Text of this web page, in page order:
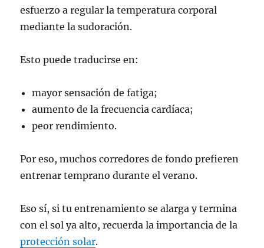
esfuerzo a regular la temperatura corporal
mediante la sudoración.
Esto puede traducirse en:
mayor sensación de fatiga;
aumento de la frecuencia cardíaca;
peor rendimiento.
Por eso, muchos corredores de fondo prefieren
entrenar temprano durante el verano.
Eso sí, si tu entrenamiento se alarga y termina
con el sol ya alto, recuerda la importancia de la
protección solar.